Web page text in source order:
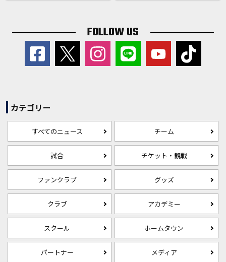
FOLLOW US
カテゴリー
すべてのニュース チーム
試合 チケット・観戦
ファンクラブ グッズ
クラブ アカデミー
スクール ホームタウン
パートナー メディア